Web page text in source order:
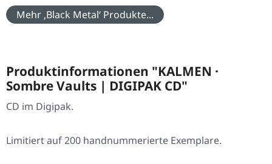
Mehr ‚Black Metal‘ Produkte...
Produktinformationen "KALMEN ·
Sombre Vaults | DIGIPAK CD"
CD im Digipak.
Limitiert auf 200 handnummerierte Exemplare.